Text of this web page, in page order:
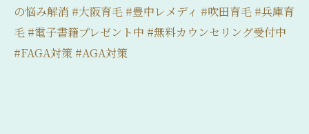
の悩み解消 #大阪育毛 #豊中レメディ #吹田育毛 #兵庫育
毛 #電子書籍プレゼント中 #無料カウンセリング受付中
#FAGA対策 #AGA対策